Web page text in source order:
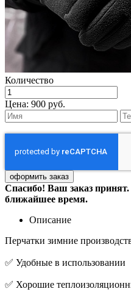
Количество
Цена: 900 руб.
Спасибо! Ваш заказ
ближайшее время.
Описание
Перчатки зимние
✅ Удобные в использовании
✅ Хорошие